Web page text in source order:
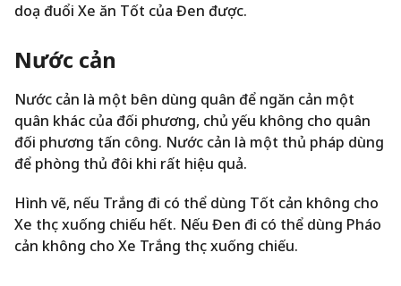
doạ đuổi Xe ăn Tốt của Đen được.
Nước cản
Nước cản là một bên dùng quân để ngăn cản một
quân khác của đối phương, chủ yếu không cho quân
đối phương tấn công. Nước cản là một thủ pháp dùng
để phòng thủ đôi khi rất hiệu quả.
Hình vẽ, nếu Trắng đi có thể dùng Tốt cản không cho
Xe thọc xuống chiếu hết. Nếu Đen đi có thể dùng Pháo
cản không cho Xe Trắng thọc xuống chiếu.